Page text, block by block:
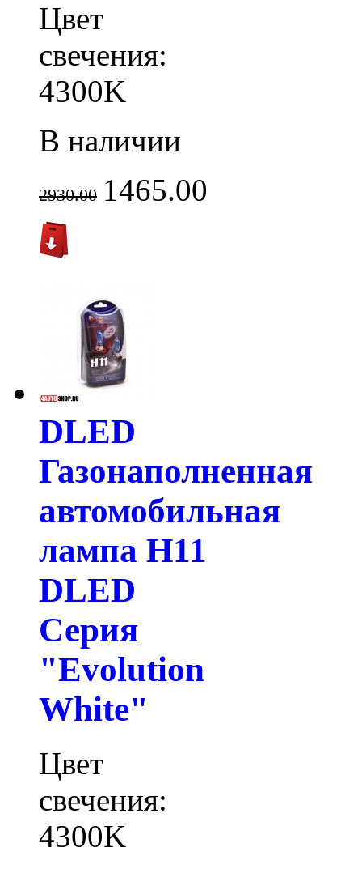
Цвет
свечения:
4300K
В наличии
2930.00 1465.00
DLED
Газонаполненная
автомобильная
лампа H11
DLED
Серия
"Evolution
White"
Цвет
свечения:
4300K